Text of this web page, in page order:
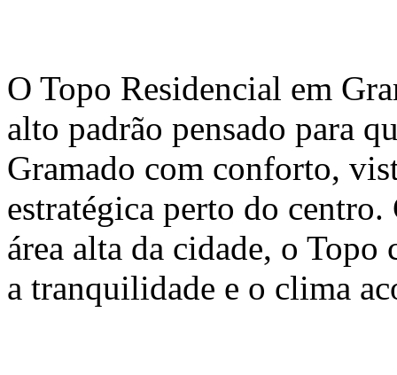
O Topo Residencial em
alto padrão pensado para
Gramado com conforto,
estratégica perto do
área alta da cidade, o
a tranquilidade e o clima